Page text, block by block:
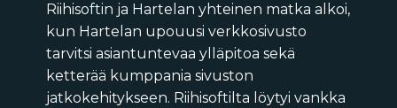
Riihisoftin ja Hartelan yhteinen matka alkoi,
kun Hartelan upouusi verkkosivusto
tarvitsi asiantuntevaa ylläpitoa sekä
ketterää kumppania sivuston
jatkokehitykseen. Riihisoftilta löytyi vankka